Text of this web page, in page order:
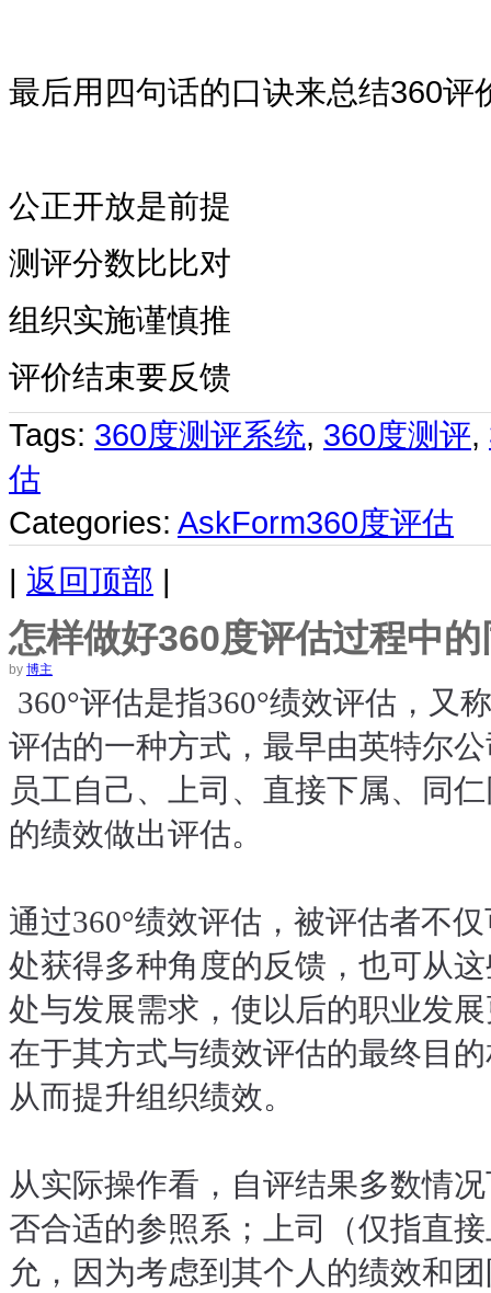
最后用四句话的口诀来总结360评
公正开放是前提
测评分数比比对
组织实施谨慎推
评价结束要反馈
Tags: 360度测评系统, 360度测评,
估
Categories: AskForm360度评估
| 返回顶部 |
怎样做好360度评估过程中
by 博主
360°评估是指360°绩效评估，又
评估的一种方式，最早由英特尔
员工自己、上司、直接下属、同
的绩效做出评估。
通过360°绩效评估，被评估者不
处获得多种角度的反馈，也可从
处与发展需求，使以后的职业发
在于其方式与绩效评估的最终目
从而提升组织绩效。
从实际操作看，自评结果多数情
否合适的参照系；上司（仅指直
允，因为考虑到其个人的绩效和